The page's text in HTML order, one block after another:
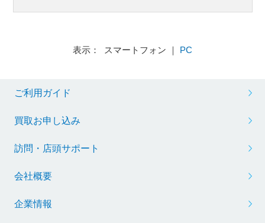
表示： スマートフォン ｜ PC
ご利用ガイド
買取お申し込み
訪問・店頭サポート
会社概要
企業情報